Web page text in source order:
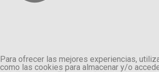
Para ofrecer las mejores experiencias,
como las cookies para almacenar y/o